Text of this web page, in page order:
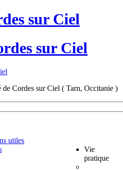
sur Ciel
Cordes sur Ciel ( Tarn, Occitanie )
utiles
Vie
pratique